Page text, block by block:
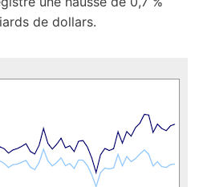
de dollars.